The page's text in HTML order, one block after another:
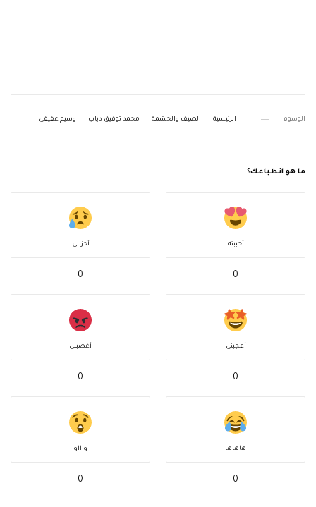
الوسوم الرئيسية الصيف والحشمة محمد توفيق دياب وسيم عفيفي
ما هو انطباعك؟
أحببته
0
أحزنني
0
أعجبني
0
أغضبني
0
هاهاها
0
واااو
0